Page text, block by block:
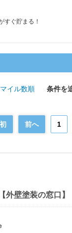
すぐ貯まる！
マイル数順 条件を
前へ 1
外壁塗装の窓口】